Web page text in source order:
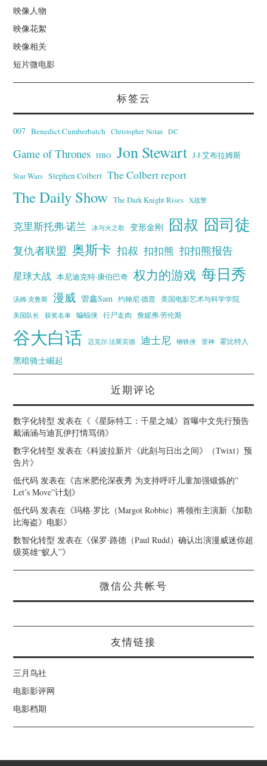
映像人物
映像花絮
映像相关
短片微电影
标签云
007 Benedict Cumberbatch Christopher Nolan DC
Game of Thrones HBO Jon Stewart J·J·艾布拉姆斯
Star Wars Stephen Colbert The Colbert report
The Daily Show The Dark Knight Rises X战警
克里斯托弗·诺兰 冰与火之歌 变形金刚 囧叔 囧司徒
复仇者联盟 奥斯卡 扣叔 扣扣熊 扣扣熊报告
星球大战 本尼迪克特·康伯巴奇 权力的游戏 每日秀
汤姆·克鲁斯 漫威 管鑫Sam 约翰尼·德普
美国电影艺术与科学学院
美国队长
获奖名单 蝙蝠侠 行尸走肉 詹妮弗·劳伦斯
谷大白话 迈克尔·法斯宾德 迪士尼 钢铁侠 雷神 霍比特人
黑暗骑士崛起
近期评论
数字化转型 发表在《 《星际特工：千星之城》首曝中文先行预告
戴涵涵与迪瓦伊打情骂俏》
数字化转型 发表在《科波拉新片《此刻与日出之间》（Twixt）预
告片》
低代码 发表在《吉米肥伦深夜秀 为支持呼吁儿童加强锻炼的”
Let’s Move”计划》
低代码 发表在《玛格·罗比（Margot Robbie）将领衔主演新《加勒
比海盗》电影》
数智化转型 发表在《保罗·路德（Paul Rudd）确认出演漫威迷你超
级英雄“蚁人”》
微信公共帐号
友情链接
三月鸟社
电影影评网
电影档期